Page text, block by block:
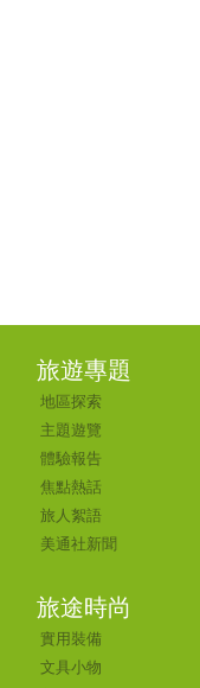
旅遊專題
地區探索
主題遊覽
體驗報告
焦點熱話
旅人絮語
美通社新聞
旅途時尚
實用裝備
文具小物